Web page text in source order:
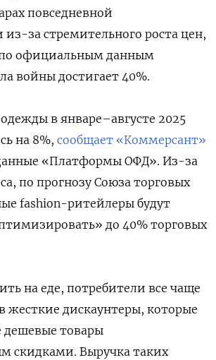
повседневной
за стремительного роста цен,
официальным данным
войны достигает 40%.
в январе–августе 2025
на 8%, сообщает «Коммерсант»
«Платформы ОФД». Из-за
по прогнозу Союза торговых
fashion-ритейлеры будут
до 40% торговых
на еде, потребители все чаще
жесткие дискаунтеры, которые
дешевые товары
скидками. Выручка таких